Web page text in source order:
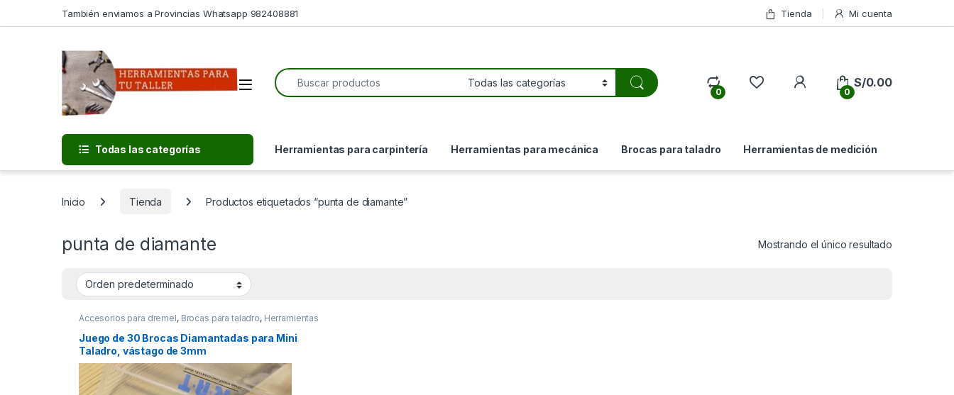
También enviamos a Provincias Whatsapp 982408881 Tienda Mi cuenta
Open
Search for:
0
My Account
0
S/0.00
Todas las categorías Herramientas para carpintería Herramientas para mecánica Brocas para taladro Herramientas de medición
Inicio Tienda Productos etiquetados “punta de diamante”
punta de diamante Mostrando el único resultado
Accesorios para dremel, Brocas para taladro, Herramientas
Herramientas para carpintería
mecánica
Juego de 30 Brocas Diamantadas para Mini
Taladro, vástago de 3mm